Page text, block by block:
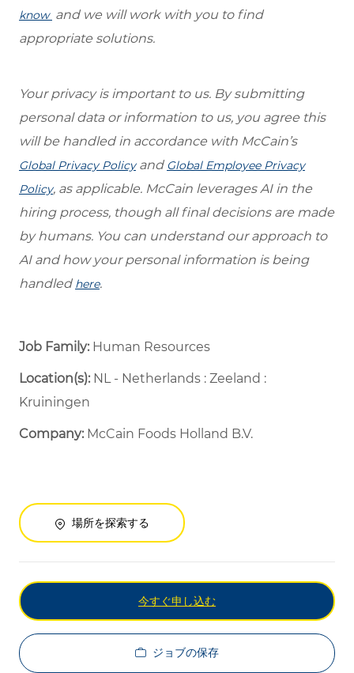
know and we will work with you to find
appropriate solutions.
Your privacy is important to us. By submitting
personal data or information to us, you agree this
will be handled in accordance with McCain’s
Global Privacy Policyand Global Employee Privacy
Policy, as applicable. McCain leverages AI in the
hiring process, though all final decisions are made
by humans. You can understand our approach to
AI and how your personal information is being
handled here.
Job Family: Human Resources
Location(s):NL - Netherlands : Zeeland :
Kruiningen
Company: McCain Foods Holland B.V.
場所を探索する
今すぐ申し込む
ジョブの保存